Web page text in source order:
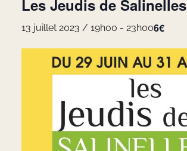
Les Jeudis de Salinelles
13 juillet 2023 / 19h00 - 23h006€